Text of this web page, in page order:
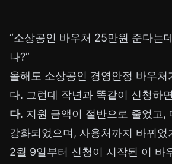
“소상공인 바우처 25만원 준다는
나?”
올해도 소상공인 경영안정 바우처
다. 그런데 작년과 똑같이 신청하면
다. 지원 금액이 절반으로 줄었고,
강화되었으며, 사용처까지 바뀌었
2월 9일부터 신청이 시작된 이 바